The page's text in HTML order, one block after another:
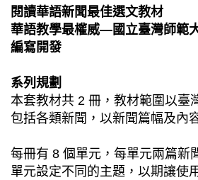
閱讀華語新聞最佳選文教材
華語教學最權威—國立臺灣師範
編寫開發
系列規劃
本套教材共 2 冊，教材範圍以臺
包括各類新聞，以新聞篇幅及內
每冊有 8 個單元，每單元兩篇新
單元設定不同的主題，以期讓使